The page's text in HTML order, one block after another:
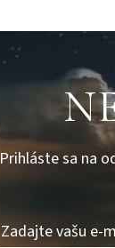
Prihláste sa na